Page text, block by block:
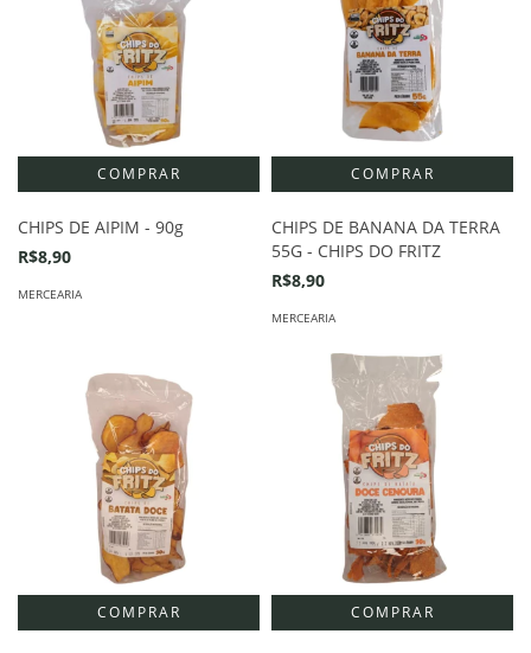
CHIPS DE AIPIM - 90g
R$8,90
MERCEARIA
CHIPS DE BANANA DA TERRA
55G - CHIPS DO FRITZ
R$8,90
MERCEARIA